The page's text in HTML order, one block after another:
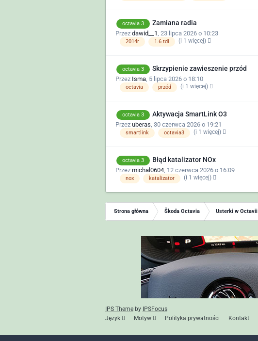
octavia 3 Zamiana radia
Przez dawid__1 23 lipca 2026 o 10:23
2014r 1.6 tdi (i 1 więcej)
octavia 3 Skrzypienie zawieszenie przód
Przez Isma, 5 lipca 2026 o 18:10
octavia przód (i 1 więcej)
octavia 3 Aktywacja SmartLink O3
Przez uberas 30 czerwca 2026 o 19:21
smartlink octavia3 (i 1 więcej)
octavia 3 Błąd katalizator NOx
Przez michal0604, 12 czerwca 2026 o 16:09
nox katalizator (i 1 więcej)
Strona główna Škoda Octavia Usterki w Octavii
IPS Themeby IPSFocus
Język
Motyw Polityka prywatności Kontakt